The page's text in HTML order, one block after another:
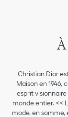
Christian Dior
Maison en 1946,
esprit
monde entier. <<
mode, en somme,